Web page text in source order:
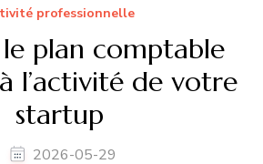
professionnelle
plan comptable
l’activité de votre
startup
2026-05-29